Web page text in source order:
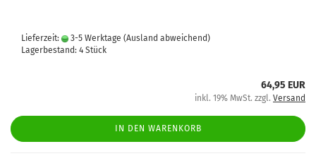
Lieferzeit: 3-5 Werktage (Ausland abweichend)
Lagerbestand: 4 Stück
64,95 EUR
inkl. 19% MwSt. zzgl. Versand
IN DEN WARENKORB